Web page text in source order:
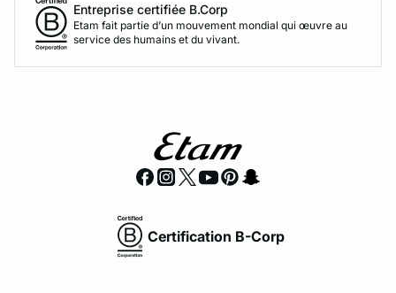
Entreprise certifiée B.Corp
Etam fait partie d’un mouvement mondial qui œuvre au
service des humains et du vivant.
Certification B-Corp